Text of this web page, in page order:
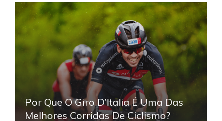
Por Que O Giro D’Italia É Uma Das
Melhores Corridas De Ciclismo?